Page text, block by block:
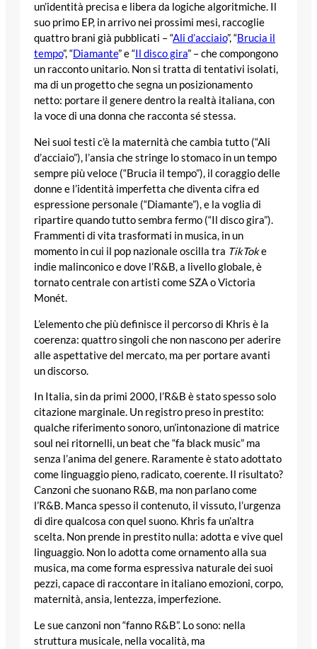
un’identità precisa e libera da logiche algoritmiche. Il
suo primo EP, in arrivo nei prossimi mesi, raccoglie
quattro brani già pubblicati – “Ali d’acciaio”, “Brucia il
tempo”, “Diamante” e “Il disco gira” – che compongono
un racconto unitario. Non si tratta di tentativi isolati,
ma di un progetto che segna un posizionamento
netto: portare il genere dentro la realtà italiana, con
la voce di una donna che racconta sé stessa.
Nei suoi testi c’è la maternità che cambia tutto (“Ali
d’acciaio”), l’ansia che stringe lo stomaco in un tempo
sempre più veloce (“Brucia il tempo”), il coraggio delle
donne e l’identità imperfetta che diventa cifra ed
espressione personale (“Diamante”), e la voglia di
ripartire quando tutto sembra fermo (“Il disco gira”).
Frammenti di vita trasformati in musica, in un
momento in cui il pop nazionale oscilla tra TikToke
indie malinconico e dove l’R&B, a livello globale, è
tornato centrale con artisti come SZA o Victoria
Monét.
L’elemento che più definisce il percorso di Khris è la
coerenza: quattro singoli che non nascono per aderire
alle aspettative del mercato, ma per portare avanti
un discorso.
In Italia, sin da primi 2000, l’R&B è stato spesso solo
citazione marginale. Un registro preso in prestito:
qualche riferimento sonoro, un’intonazione di matrice
soul nei ritornelli, un beat che “fa black music” ma
senza l’anima del genere. Raramente è stato adottato
come linguaggio pieno, radicato, coerente. Il risultato?
Canzoni che suonano R&B, ma non parlano come
l’R&B. Manca spesso il contenuto, il vissuto, l’urgenza
di dire qualcosa con quel suono. Khris fa un’altra
scelta. Non prende in prestito nulla: adotta e vive quel
linguaggio. Non lo adotta come ornamento alla sua
musica, ma come forma espressiva naturale dei suoi
pezzi, capace di raccontare in italiano emozioni, corpo,
maternità, ansia, lentezza, imperfezione.
Le sue canzoni non “fanno R&B”. Lo sono: nella
struttura musicale, nella vocalità, ma